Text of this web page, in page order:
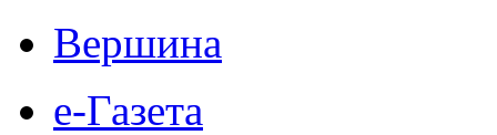
Вершина
е-Газета